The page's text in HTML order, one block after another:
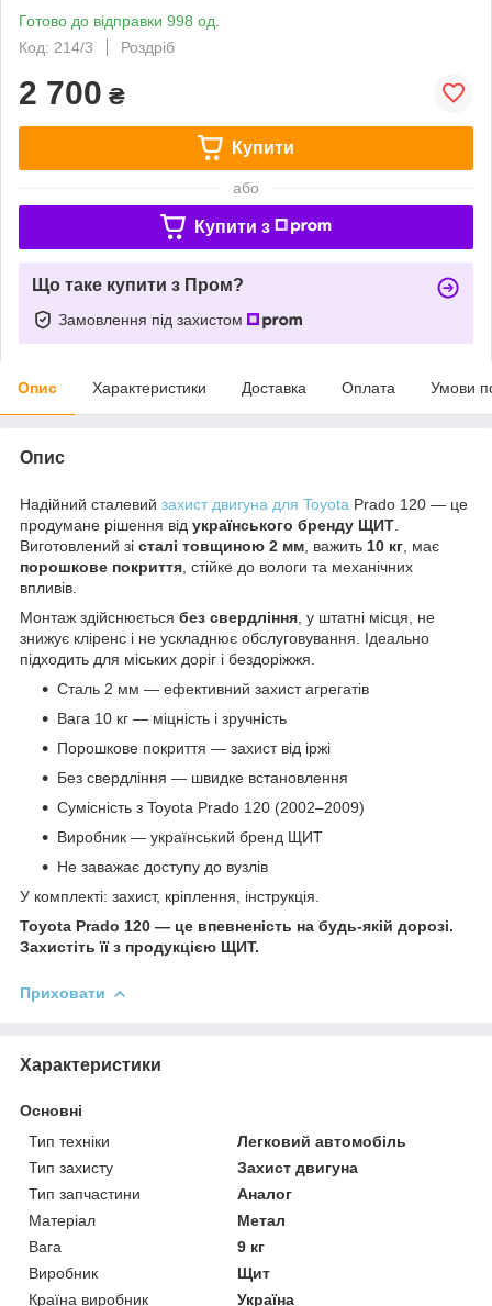
Готово до відправки 998 од.
Код: 214/3
Роздріб
2 700 ₴
Купити
або
Купити з
Що таке купити з Пром?
Замовлення під захистом
Опис Характеристики Доставка Оплата Умови
Опис
Надійний сталевий захист двигуна для Toyota Prado 120 — це
продумане рішення від українського бренду ЩИТ
Виготовлений зі сталі товщиною 2 мм , важить 10 кг , має
порошкове покриття , стійке до вологи та механічних
впливів.
Монтаж здійснюється без свердління , у штатні місця, не
знижує кліренс і не ускладнює обслуговування. Ідеально
підходить для міських доріг і бездоріжжя.
Сталь 2 мм — ефективний захист агрегатів
Вага 10 кг — міцність і зручність
Порошкове покриття — захист від іржі
Без свердління — швидке встановлення
Сумісність з Toyota Prado 120 (2002–2009)
Виробник — український бренд ЩИТ
Не заважає доступу до вузлів
У комплекті: захист, кріплення, інструкція.
Toyota Prado 120 — це впевненість на будь-якій дорозі.
Захистіть її з продукцією ЩИТ.
Приховати
Характеристики
Основні
Тип техніки
Легковий автомобіль
Тип захисту
Захист двигуна
Тип запчастини
Аналог
Матеріал
Метал
Вага
9 кг
Виробник
Щит
Країна виробник
Україна